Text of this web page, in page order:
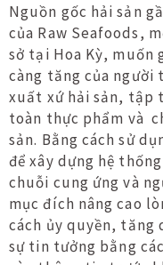
Nguồn gốc hải sản
của Raw Seafoods,
sở tại Hoa Kỳ, muốn
càng tăng của người
xuất xứ hải sản, tập
toàn thực phẩm và
sản. Bằng cách sử
để xây dựng hệ
chuỗi cung ứng và
mục đích nâng cao
cách ủy quyền, tăng
sự tin tưởng bằng